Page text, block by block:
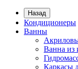
Назад
Кондиционеры
Ванны
Ванна из
Каркасы